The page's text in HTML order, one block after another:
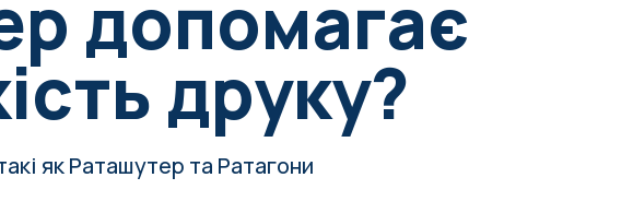
допомагає
друку?
як Раташутер та Ратагони